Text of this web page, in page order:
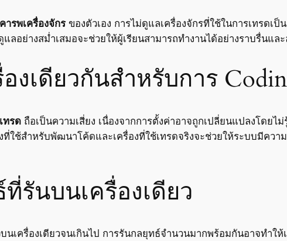
ารพเครื่องจักรของตัวเอง การไม่ดูแลเครื่องจักรที่ใช้ในการเทรดเ
แลอย่างสม่ำเสมอจะช่วยให้ผู้เรียนสามารถทำงานได้อย่างราบรื่นแล
งเดียวกันสำหรับการ
ทรด ถือเป็นความเสี่ยง เนื่องจากการตั้งค่าอาจถูกเปลี่ยนแปลงโดย
ที่ใช้สำหรับพัฒนาโค้ดและเครื่องที่ใช้เทรดจริงจะช่วยให้ระบบมีคว
รันบนเครื่องเดียว
เครื่องเดียวจนเกินไป การรันกลยุทธ์จำนวนมากพร้อมกันอาจทำให้